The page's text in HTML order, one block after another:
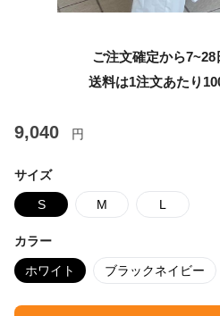
ご注文確定から
送料は1注文あたり
9,040 円
サイズ
S M L
カラー
ホワイト ブラックネイビー